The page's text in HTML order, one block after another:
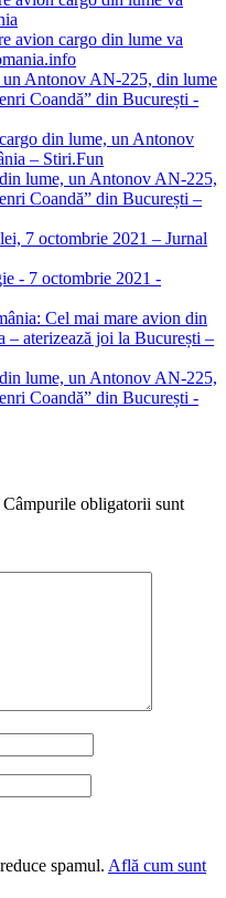
avion cargo din lume va
un Antonov AN-225, din lume
Coandă” din București -
din lume, un Antonov
– Stiri.Fun
lume, un Antonov AN-225,
Coandă” din București –
7 octombrie 2021 – Jurnal
- 7 octombrie 2021 -
​​Cel mai mare avion din
aterizează joi la București –
lume, un Antonov AN-225,
Coandă” din București -
Câmpurile obligatorii sunt
spamul. Află cum sunt